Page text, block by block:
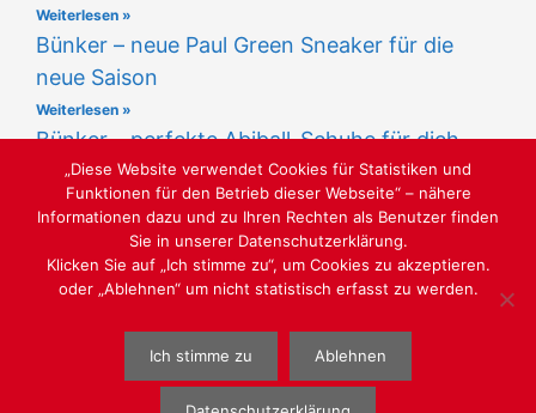
Weiterlesen »
Bünker – neue Paul Green Sneaker für die
neue Saison
Weiterlesen »
Bünker – perfekte Abiball-Schuhe für dich
Weiterlesen »
LUST AUF SCHÖNE SCHUHE
WEBGESTALTUNGWWW.SABU-VERBUNDGRUPPE.DE
GMBH
„Diese Website verwendet Cookies für Statistiken und
Funktionen für den Betrieb dieser Webseite“ – nähere
Informationen dazu und zu Ihren Rechten als Benutzer finden
Sie in unserer Datenschutzerklärung.
Klicken Sie auf „Ich stimme zu“, um Cookies zu akzeptieren.
oder „Ablehnen“ um nicht statistisch erfasst zu werden.
Ich stimme zu Ablehnen